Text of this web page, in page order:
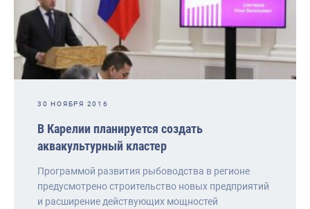
30 НОЯБРЯ 2016
В Карелии планируется создать
аквакультурный кластер
Программой развития рыбоводства в регионе
предусмотрено строительство новых предприятий
и расширение действующих мощностей